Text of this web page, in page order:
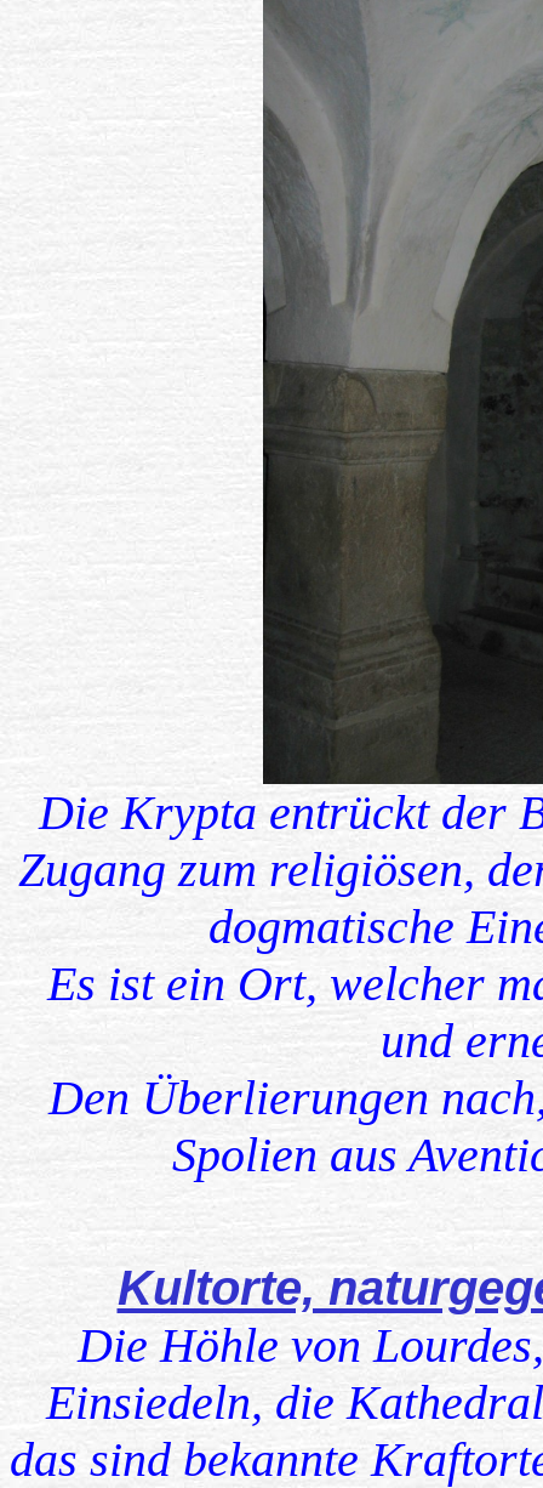
Die Krypta entrückt der
Zugang zum religiösen,
dogmatische
Es ist ein Ort, welcher
und
Den Überlierungen
Spolien aus
Kultorte,
Die Höhle von
Einsiedeln, die
das sind bekannte